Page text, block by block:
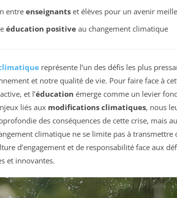
entre enseignantset élèves pour un avenir
éducation positiveau changement climatique
représente l’un des défis les plus
et notre qualité de vie. Pour faire face à
et l’éducation émerge comme un levier
liés aux modifications climatiques, nous
des conséquences de cette crise, mais
climatique ne se limite pas à transmettre
d’engagement et de responsabilité face aux
et innovantes.